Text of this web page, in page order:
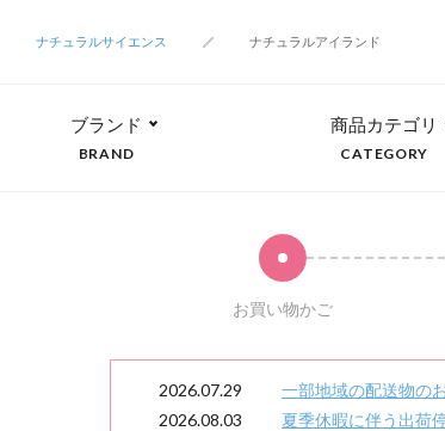
ナチュラルサイエンス
ナチュラルアイランド
ブランド
BRAND
商品カテゴリ
CATEGORY
お買い物かご
2026.07.29
一部地域の配送物の
2026.08.03
夏季休暇に伴う出荷